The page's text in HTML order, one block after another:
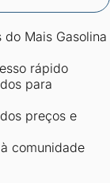
Mais Gasolina
rápido
para
preços e
comunidade